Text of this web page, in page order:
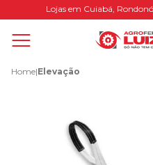
Lojas em Cuiabá,
Home|Elevação